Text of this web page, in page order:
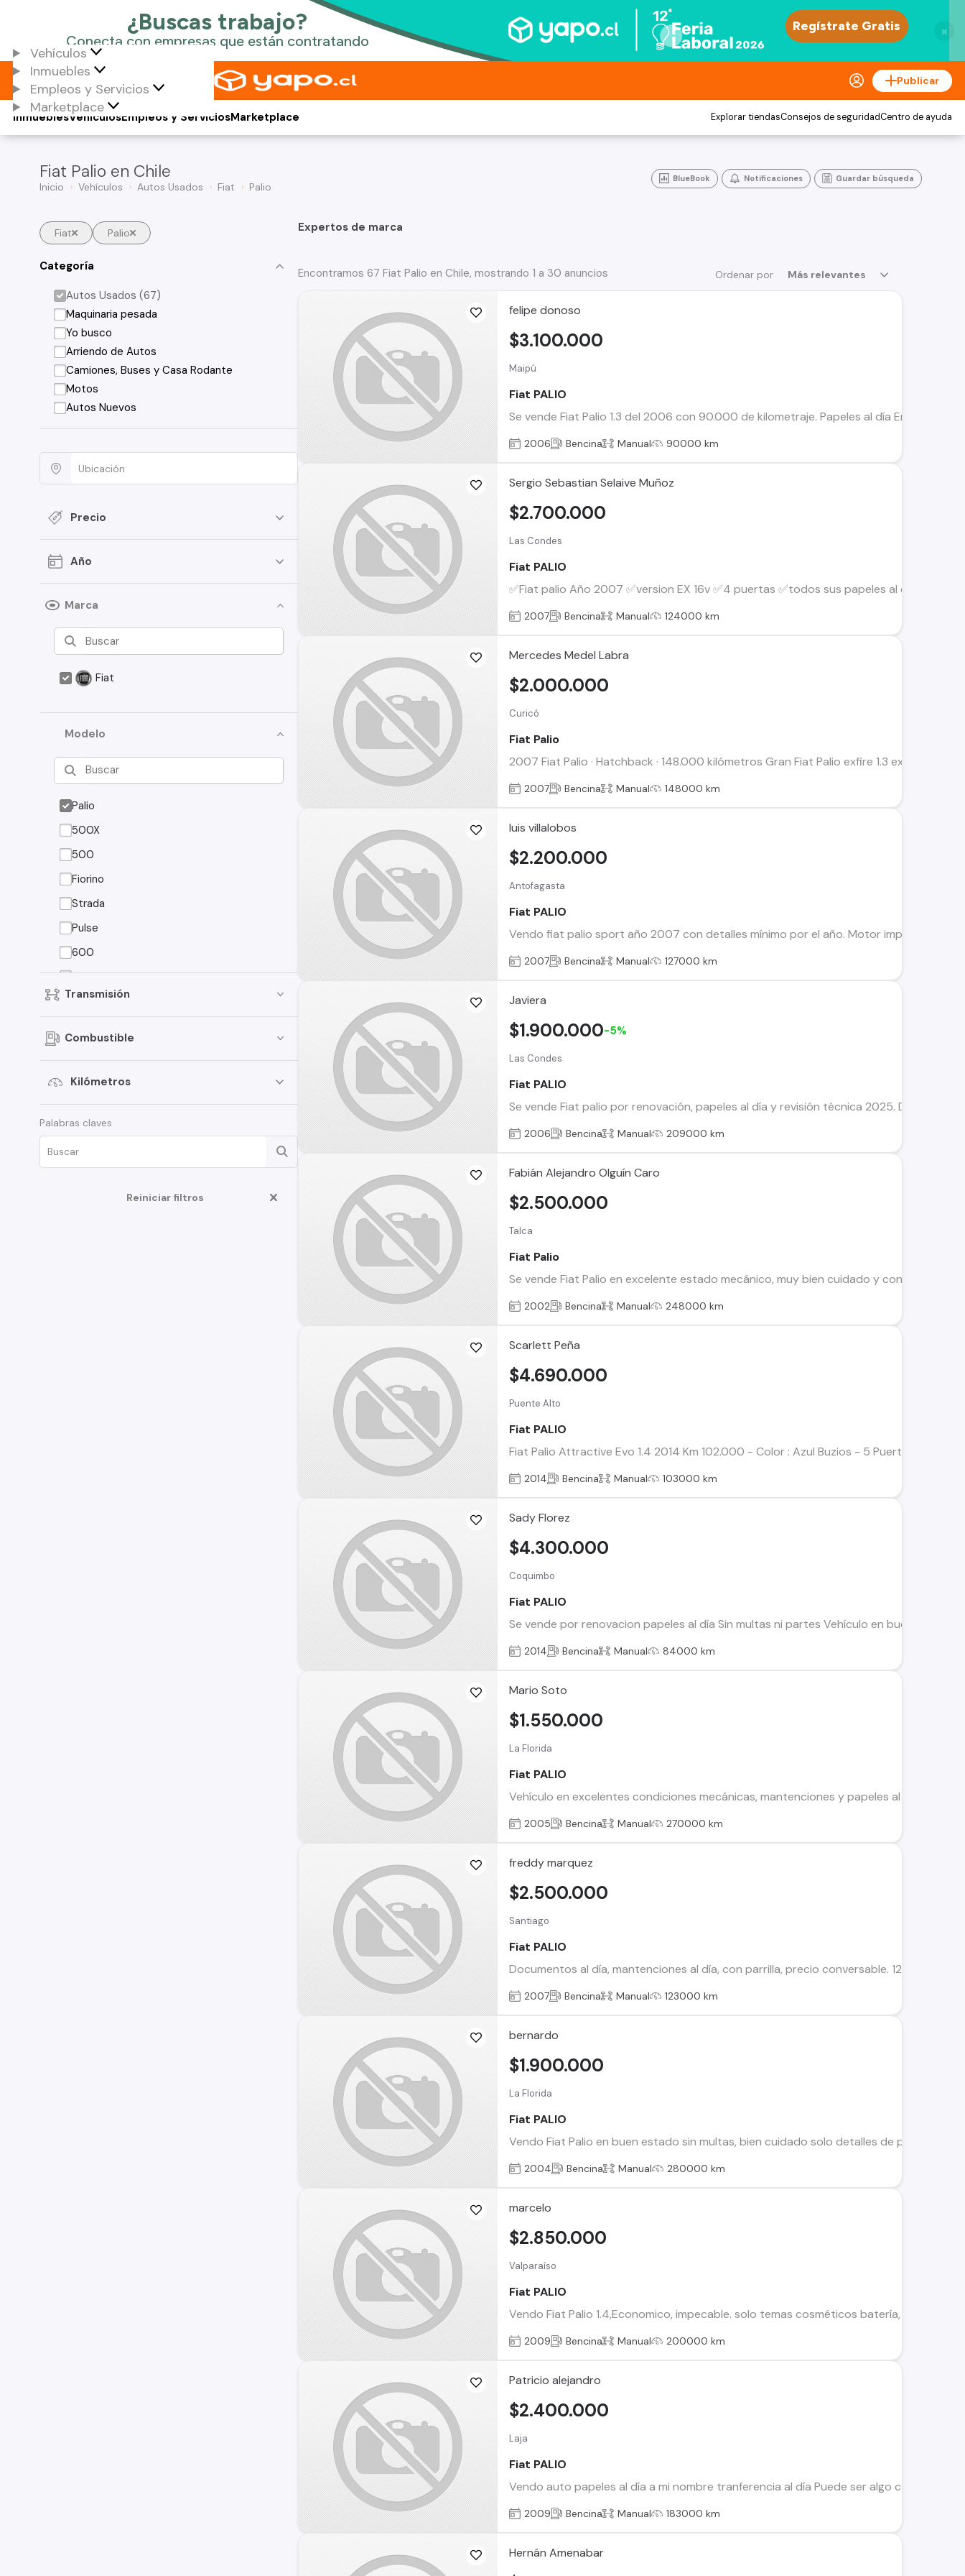
×
Vehículos
Inmuebles
Empleos y Servicios
Marketplace
Publicar
Vehículos
Inmuebles Empleos y ServiciosMarketplace Explorar tiendasConsejos de seguridadCentro de ayuda
Fiat Palio en Chile
Inicio Vehículos Autos Usados Fiat Palio
BlueBook Notificaciones Guardar búsqueda
Fiat Palio
Categoría
Autos Usados (67)
Maquinaria pesada
Yo busco
Arriendo de Autos
Camiones, Buses y Casa Rodante
Motos
Autos Nuevos
Precio
Año
Marca
Fiat
Modelo
Palio
500X
500
Fiorino
Strada
Pulse
600
Ducato
500C
Grande Punto
Qubo
Uno Way
1400
Transmisión
Combustible
Kilómetros
Palabras claves
Reiniciar filtros
Expertos de marca
Ordenar por Más relevantes
Encontramos 67 Fiat Palio en Chile, mostrando 1 a 30 anuncios
felipe donoso
Maipú
Fiat PALIO
Se vende Fiat Palio 1.3 del 2006 con 90.000 de kilometraje. Papeles al día En buen
$3.100.000
2006 Bencina Manual 90000 km
Sergio Sebastian Selaive Muñoz
Las Condes
Fiat PALIO
✅Fiat palio Año 2007 ✅version EX 16v ✅4 puertas ✅todos sus papeles al dia
$2.700.000
2007 Bencina Manual 124000 km
Mercedes Medel Labra
Curicó
Fiat Palio
2007 Fiat Palio · Hatchback · 148.000 kilómetros Gran Fiat Palio exfire 1.3 excelente
$2.000.000
2007 Bencina Manual 148000 km
luis villalobos
Antofagasta
Fiat PALIO
Vendo fiat palio sport año 2007 con detalles mínimo por el año. Motor impecable.
$2.200.000
2007 Bencina Manual 127000 km
Javiera
Las Condes
Fiat PALIO
Se vende Fiat palio por renovación, papeles al día y revisión técnica 2025. Detalle
$1.900.000-5%
2006 Bencina Manual 209000 km
Fabián Alejandro Olguín Caro
Talca
Fiat Palio
Se vende Fiat Palio en excelente estado mecánico, muy bien cuidado y con
$2.500.000
2002 Bencina Manual 248000 km
Scarlett Peña
Puente Alto
Fiat PALIO
Fiat Palio Attractive Evo 1.4 2014 Km 102.000 - Color : Azul Buzios - 5 Puertas -
$4.690.000
2014 Bencina Manual 103000 km
Sady Florez
Coquimbo
Fiat PALIO
Se vende por renovacion papeles al día Sin multas ni partes Vehículo en buen
$4.300.000
2014 Bencina Manual 84000 km
Mario Soto
La Florida
Fiat PALIO
Vehículo en excelentes condiciones mecánicas, mantenciones y papeles al día,
$1.550.000
2005 Bencina Manual 270000 km
freddy marquez
Santiago
Fiat PALIO
Documentos al día, mantenciones al día, con parrilla, precio conversable. 124.000 km
$2.500.000
2007 Bencina Manual 123000 km
bernardo
La Florida
Fiat PALIO
Vendo Fiat Palio en buen estado sin multas, bien cuidado solo detalles de pintura,
$1.900.000
2004 Bencina Manual 280000 km
marcelo
Valparaíso
Fiat PALIO
Vendo Fiat Palio 1.4,Economico, impecable. solo temas cosméticos batería,
$2.850.000
2009 Bencina Manual 200000 km
Patricio alejandro
Laja
Fiat PALIO
Vendo auto papeles al día a mi nombre tranferencia al día Puede ser algo
$2.400.000
2009 Bencina Manual 183000 km
Hernán Amenabar